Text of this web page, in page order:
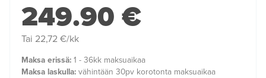
249.90 €
Tai 22,72 €/kk
Maksa erissä: 1 - 36kk maksuaikaa
Maksa laskulla: vähintään 30pv korotonta maksuaikaa